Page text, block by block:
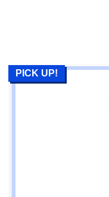
PICK UP!